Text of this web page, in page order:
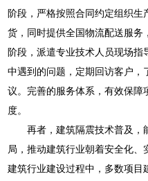
阶段，严格按照合同约定组织
货，同时提供全国物流配送服
阶段，派遣专业技术人员现场指
中遇到的问题，定期回访客户，
议。完善的服务体系，有效保
度。
再者，建筑隔震技术普及，
局，推动建筑行业朝着安全化
建筑行业建设过程中，多数项目